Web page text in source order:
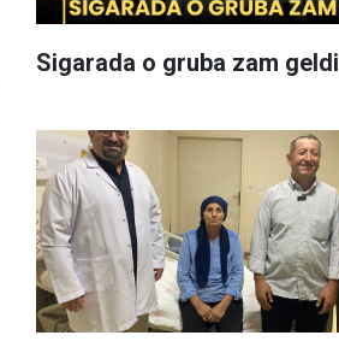
Sigarada o gruba zam geldi